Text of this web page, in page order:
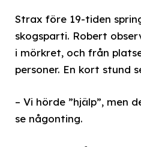
Strax före 19-tiden
skogsparti. Robert
i mörkret, och från
personer. En kort stund
– Vi hörde ”hjälp”,
se någonting.